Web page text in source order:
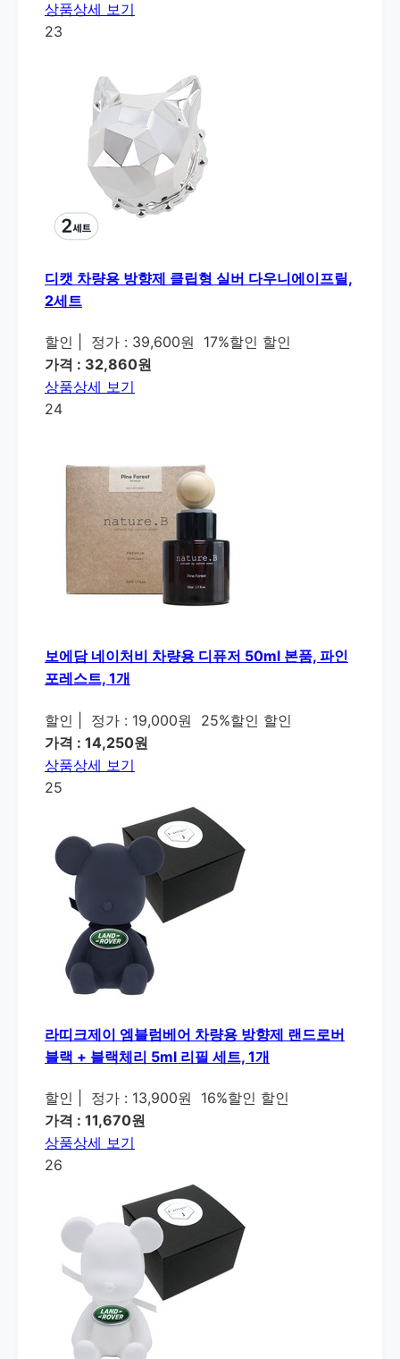
상품상세 보기
23
디캣 차량용 방향제 클립형 실버 다우니에이프릴,
2세트
할인 정가 : 39,600원
17%할인 할인
가격 : 32,860원
상품상세 보기
24
보에담 네이처비 차량용 디퓨저 50ml 본품, 파인
포레스트, 1개
할인 정가 : 19,000원
25%할인 할인
가격 : 14,250원
상품상세 보기
25
라띠크제이 엠블럼베어 차량용 방향제 랜드로버
블랙 + 블랙체리 5ml 리필 세트, 1개
할인 정가 : 13,900원
16%할인 할인
가격 : 11,670원
상품상세 보기
26